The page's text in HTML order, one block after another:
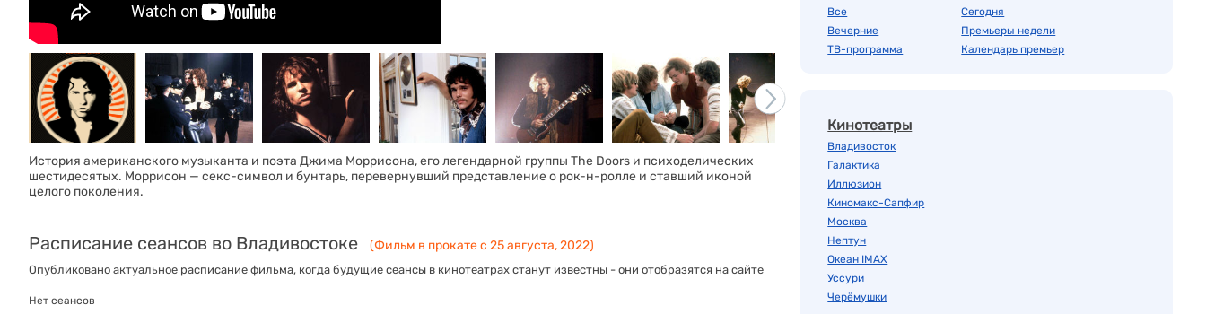
История американского музыканта и поэта Джима Моррисона, его легендарной группы The Doors и психоделических
шестидесятых. Моррисон — секс-символ и бунтарь, перевернувший представление о рок-н-ролле и ставший иконой
целого поколения.
Расписание сеансов во Владивостоке (Фильм в прокате с 25 августа, 2022)
Опубликовано актуальное расписание фильма, когда будущие сеансы в кинотеатрах станут известны - они отобразятся на сайте
Нет сеансов
Все
Вечерние
ТВ-программа
Сегодня
Премьеры недели
Календарь премьер
Кинотеатры
Владивосток
Галактика
Иллюзион
Киномакс-Сапфир
Москва
Нептун
Океан IMAX
Уссури
Черёмушки